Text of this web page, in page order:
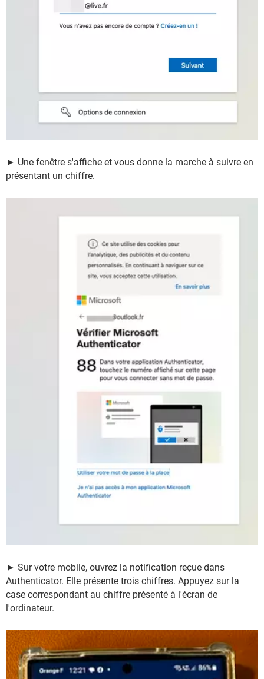
► Une fenêtre s'affiche et vous donne la marche à suivre en
présentant un chiffre.
► Sur votre mobile, ouvrez la notification reçue dans
Authenticator. Elle présente trois chiffres. Appuyez sur la
case correspondant au chiffre présenté à l'écran de
l'ordinateur.